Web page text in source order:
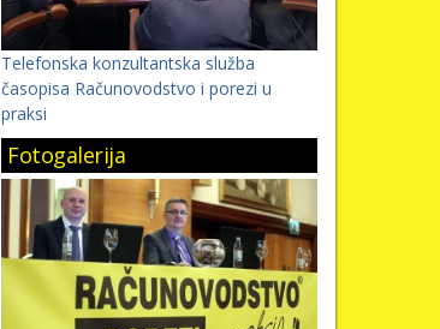
Telefonska konzultantska služba
časopisa Računovodstvo i porezi u
praksi
Fotogalerija